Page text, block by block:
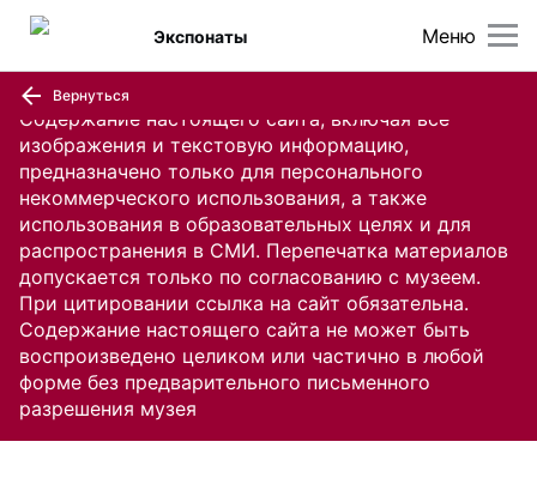
Содержание настоящего сайта, включая все
изображения и текстовую информацию,
предназначено только для персонального
некоммерческого использования, а также
использования в образовательных целях и для
распространения в СМИ. Перепечатка материалов
допускается только по согласованию с музеем.
При цитировании ссылка на сайт обязательна.
Содержание настоящего сайта не может быть
воспроизведено целиком или частично в любой
форме без предварительного письменного
разрешения музея
Меню
Экспонаты
Вернуться